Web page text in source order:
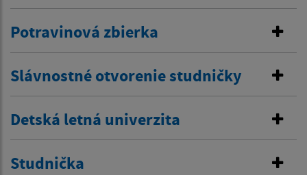
Potravinová zbierka
Slávnostné otvorenie studničky
Detská letná univerzita
Studnička